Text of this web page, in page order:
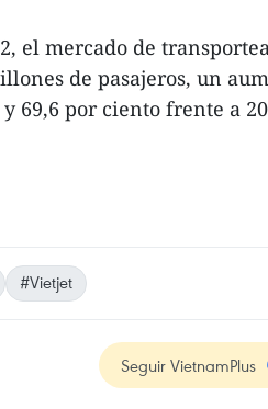
el mercado de
de pasajeros, un
69,6 por ciento frente a
#Vietjet
Seguir VietnamPlus